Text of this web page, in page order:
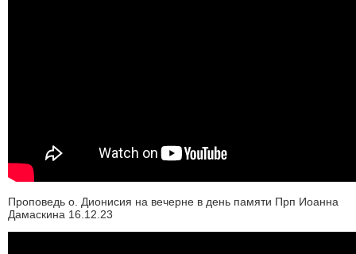
Проповедь о. Дионисия на вечерне в день памяти Прп Иоанна
Дамаскина 16.12.23